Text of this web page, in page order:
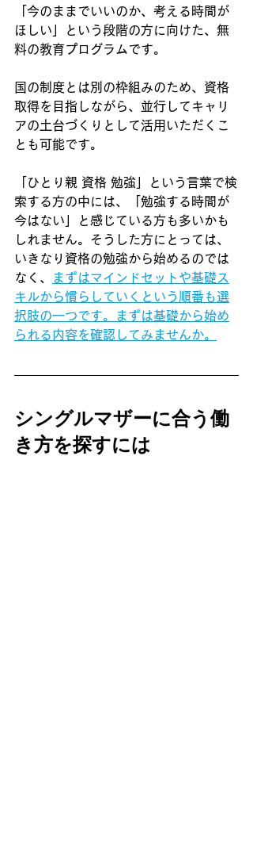
「今のままでいいのか、考える時間が
ほしい」という段階の方に向けた、無
料の教育プログラムです。
国の制度とは別の枠組みのため、資格
取得を目指しながら、並行してキャリ
アの土台づくりとして活用いただくこ
とも可能です。
「ひとり親 資格 勉強」という言葉で検
索する方の中には、「勉強する時間が
今はない」と感じている方も多いかも
しれません。そうした方にとっては、
いきなり資格の勉強から始めるのでは
なく、
まずはマインドセットや基礎ス
キルから慣らしていくという順番も選
択肢の一つです。まずは基礎から始め
られる内容を確認してみませんか。
シングルマザーに合う働
き方を探すには